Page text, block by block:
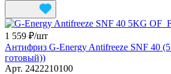
1 559 ₽/шт
Антифриз G-Energy Antifreeze SNF 40
готовый))
Арт. 2422210100